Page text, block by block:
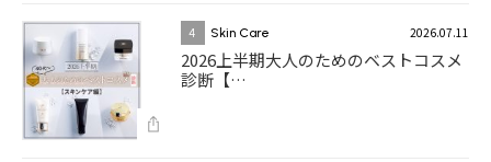
4 Skin Care 2026.07.11
2026上半期大人のためのベストコスメ
診断【…